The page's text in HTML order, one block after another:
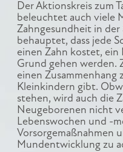
Der Aktionskreis zum
beleuchtet auch viele
Zahngesundheit in
behauptet, dass jede
einen Zahn kostet,
Grund gehen werden.
einen Zusammenhang
Kleinkindern gibt.
stehen, wird auch die
Neugeborenen nicht
Lebenswochen und -
Vorsorgemaßnahmen
Mundentwicklung zu